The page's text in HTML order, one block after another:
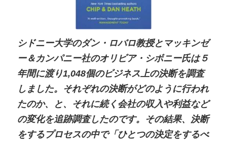
シドニー大学のダン・ロバロ教授とマッキンゼ
ー＆カンパニー社のオリビア・シボニー氏は５
年間に渡り1,048個のビジネス上の決断を調査
しました。それぞれの決断がどのように行われ
たのか、と、それに続く会社の収入や利益など
の変化を追跡調査したのです。その結果、決断
をするプロセスの中で「ひとつの決定をするべ